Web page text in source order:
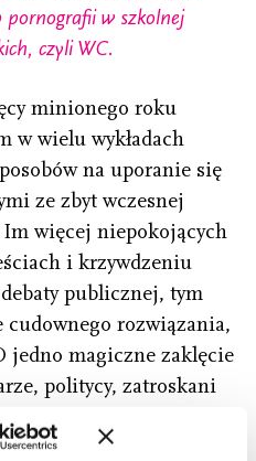
pornografii w szkolnej
czyli WC.
minionego roku
w wielu wykładach
na uporanie się
ze zbyt wczesnej
więcej niepokojących
i krzywdzeniu
publicznej, tym
rozwiązania,
jedno magiczne zaklęcie
politycy, zatroskani
na firmy
Zakazywać czy